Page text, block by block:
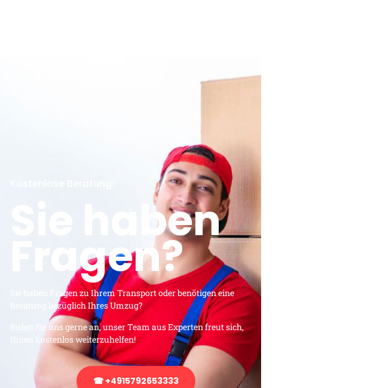
Sie haben
Fragen?
Sie haben Fragen zu Ihrem Transport oder benötigen eine
Beratung bezüglich Ihres Umzug?
Rufen Sie uns gerne an, unser Team aus Experten freut sich,
Ihnen kostenlos weiterzuhelfen!
☎ +4915792653333